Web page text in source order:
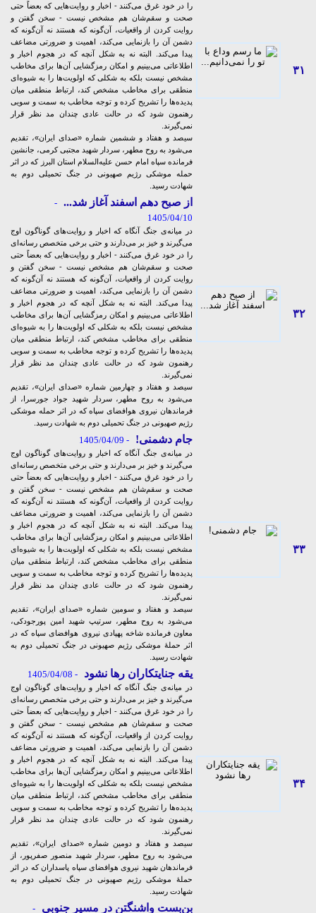
۳۱
را در خود غرق می‌کنند - اخبار و روایت‌هایی که بعضاً حتی
صحت و سقم‌شان هم مشخص نیست - سخن گفتن و
روایت کردن از واقعیات، آن‌گونه که هستند نه آن‌گونه که
دشمن آن را بازنمایی می‌کند، اهمیت و ضرورتی مضاعف
پیدا می‌کند. البته نه به شکل آنچه که در هجوم اخبار و
اطلاعاتی می‌بینیم و امکان رمزگشایی‌ آن‌ها برای مخاطب
مشخص نیست بلکه به شکلی که اولویت‌ها را به شیوه‌ای
منطقی برای مخاطب مشخص کند، ارتباط منطقی میان
پدیده‌ها را تشریح کرده و توجه مخاطب به سمت و سویی
رهنمون شود که در حالت عادی چندان مد نظر قرار
نمی‌گیرند.
سیصد و هفتاد و ششمین شماره «صدای ایران»، تقدیم
می‌شود به روح مطهر، سردار شهید مجتبی کرمی، جانشین
فرمانده سپاه امام حسن علیه‌السلام استان البرز که در اثر
حمله موشکی رژیم صهیونی در جنگ تحمیلی دوم به
شهادت رسید.
۳۲
از صبح دهم اسفند آغاز شد... -
1405/04/10
در میانه‌ی جنگ آنگاه که اخبار و روایت‌های گوناگون اوج
می‌گیرند و خیز بر می‌دارند و حتی برخی متخصص رسانه‌ای
را در خود غرق می‌کنند - اخبار و روایت‌هایی که بعضاً حتی
صحت و سقم‌شان هم مشخص نیست - سخن گفتن و
روایت کردن از واقعیات، آن‌گونه که هستند نه آن‌گونه که
دشمن آن را بازنمایی می‌کند، اهمیت و ضرورتی مضاعف
پیدا می‌کند. البته نه به شکل آنچه که در هجوم اخبار و
اطلاعاتی می‌بینیم و امکان رمزگشایی‌ آن‌ها برای مخاطب
مشخص نیست بلکه به شکلی که اولویت‌ها را به شیوه‌ای
منطقی برای مخاطب مشخص کند، ارتباط منطقی میان
پدیده‌ها را تشریح کرده و توجه مخاطب به سمت و سویی
رهنمون شود که در حالت عادی چندان مد نظر قرار
نمی‌گیرند.
سیصد و هفتاد و چهارمین شماره «صدای ایران»، تقدیم
می‌شود به روح مطهر، سردار شهید جواد جورسرا، از
فرماندهان نیروی هوافضای سپاه که در اثر حمله موشکی
رژیم صهیونی در جنگ تحمیلی دوم به شهادت رسید.
۳۳
جام دشمنی! - 1405/04/09
در میانه‌ی جنگ آنگاه که اخبار و روایت‌های گوناگون اوج
می‌گیرند و خیز بر می‌دارند و حتی برخی متخصص رسانه‌ای
را در خود غرق می‌کنند - اخبار و روایت‌هایی که بعضاً حتی
صحت و سقم‌شان هم مشخص نیست - سخن گفتن و
روایت کردن از واقعیات، آن‌گونه که هستند نه آن‌گونه که
دشمن آن را بازنمایی می‌کند، اهمیت و ضرورتی مضاعف
پیدا می‌کند. البته نه به شکل آنچه که در هجوم اخبار و
اطلاعاتی می‌بینیم و امکان رمزگشایی‌ آن‌ها برای مخاطب
مشخص نیست بلکه به شکلی که اولویت‌ها را به شیوه‌ای
منطقی برای مخاطب مشخص کند، ارتباط منطقی میان
پدیده‌ها را تشریح کرده و توجه مخاطب به سمت و سویی
رهنمون شود که در حالت عادی چندان مد نظر قرار
نمی‌گیرند.
سیصد و هفتاد و سومین شماره «صدای ایران»، تقدیم
می‌شود به روح مطهر، سرتیپ شهید امین پورجودکی،
معاون فرمانده شاخه پهپادی نیروی هوافضای سپاه که در
اثر حملۀ موشکی رژیم صهیونی در جنگ تحمیلی دوم به
شهادت رسید.
۳۴
یقه جنایتکاران رها نشود - 1405/04/08
در میانه‌ی جنگ آنگاه که اخبار و روایت‌های گوناگون اوج
می‌گیرند و خیز بر می‌دارند و حتی برخی متخصص رسانه‌ای
را در خود غرق می‌کنند - اخبار و روایت‌هایی که بعضاً حتی
صحت و سقم‌شان هم مشخص نیست - سخن گفتن و
روایت کردن از واقعیات، آن‌گونه که هستند نه آن‌گونه که
دشمن آن را بازنمایی می‌کند، اهمیت و ضرورتی مضاعف
پیدا می‌کند. البته نه به شکل آنچه که در هجوم اخبار و
اطلاعاتی می‌بینیم و امکان رمزگشایی‌ آن‌ها برای مخاطب
مشخص نیست بلکه به شکلی که اولویت‌ها را به شیوه‌ای
منطقی برای مخاطب مشخص کند، ارتباط منطقی میان
پدیده‌ها را تشریح کرده و توجه مخاطب به سمت و سویی
رهنمون شود که در حالت عادی چندان مد نظر قرار
نمی‌گیرند.
سیصد و هفتاد و دومین شماره «صدای ایران»، تقدیم
می‌شود به روح مطهر، سردار شهید منصور صفرپور، از
فرماندهان شهید نیروی هوافضای سپاه پاسداران که در اثر
حملۀ موشکی رژیم صهیونی در جنگ تحمیلی دوم به
شهادت رسید.
بن‌بست واشنگتن در مسیر جنوبی -